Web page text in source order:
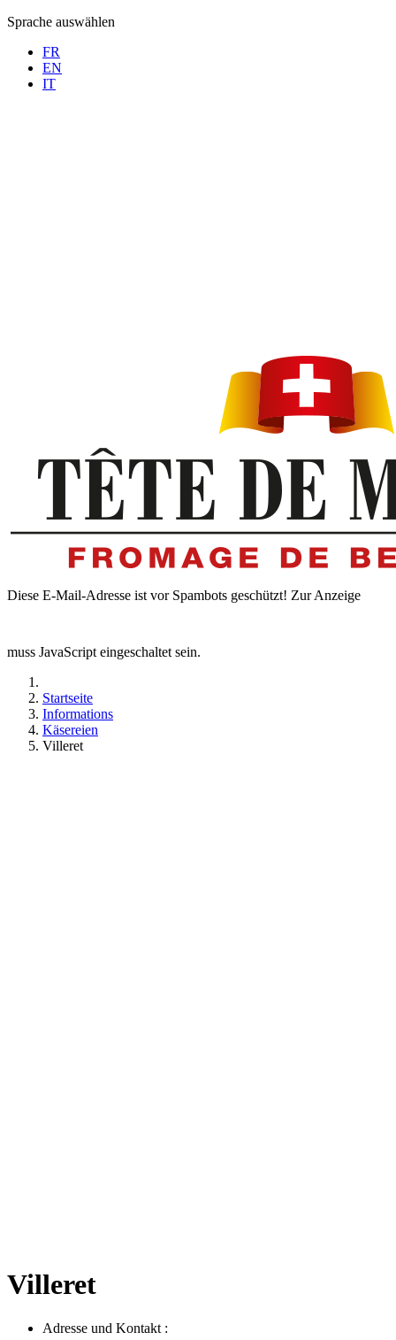
Sprache auswählen
FR
EN
IT
Diese E-Mail-Adresse ist vor Spambots geschützt! Zur Anzeige
muss JavaScript eingeschaltet sein.
Startseite
Informations
Käsereien
Villeret
Villeret
Adresse und Kontakt :